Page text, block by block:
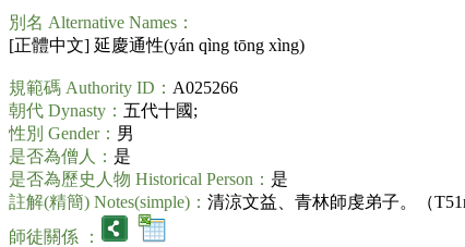
別名 Alternative Names：
[正體中文] 延慶通性(yán qìng tōng xìng)
規範碼 Authority ID： A025266
朝代 Dynasty： 五代十國;
性別 Gender： 男
是否為僧人： 是
是否為歷史人物 Historical Person： 是
註解(精簡) Notes(simple)： 清涼文益、青林師虔弟子。（
師徒關係 ：